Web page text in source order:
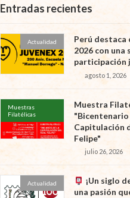
Entradas recientes
Actualidad
Perú destaca
2026 con
participación
agosto 1, 2026
Muestras
Filatélicas
Muestra
"Bicentenario
Capitulación
Felipe"
julio 26, 2026
Actualidad
¡Un siglo
una pasión